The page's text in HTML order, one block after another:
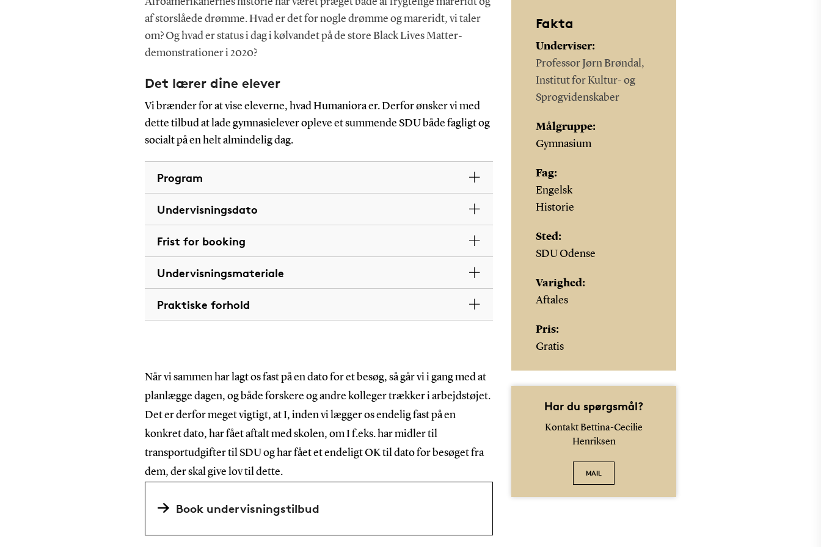
af storslåede drømme. Hvad er det for nogle drømme og mareridt, vi taler
om? Og hvad er status i dag i kølvandet på de store Black Lives Matter-
demonstrationer i 2020?
Det lærer dine elever
Vi brænder for at vise eleverne, hvad Humaniora er. Derfor ønsker vi med
dette tilbud at lade gymnasielever opleve et summende SDU både fagligt og
socialt på en helt almindelig dag.
Program
Undervisningsdato
Frist for booking
Undervisningsmateriale
Praktiske forhold
Når vi sammen har lagt os fast på en dato for et besøg, så går vi i gang med at
planlægge dagen, og både forskere og andre kolleger trækker i arbejdstøjet.
Det er derfor meget vigtigt, at I, inden vi lægger os endelig fast på en
konkret dato, har fået aftalt med skolen, om I f.eks. har midler til
transportudgifter til SDU og har fået et endeligt OK til dato for besøget fra
dem, der skal give lov til dette.
Book undervisningstilbud
Fakta
Underviser:
Professor Jørn Brøndal,
Institut for Kultur- og
Sprogvidenskaber
Målgruppe:
Gymnasium
Fag:
Engelsk
Historie
Sted:
SDU Odense
Varighed:
Aftales
Pris:
Gratis
Har du spørgsmål?
Kontakt Bettina-Cecilie
Henriksen
MAIL